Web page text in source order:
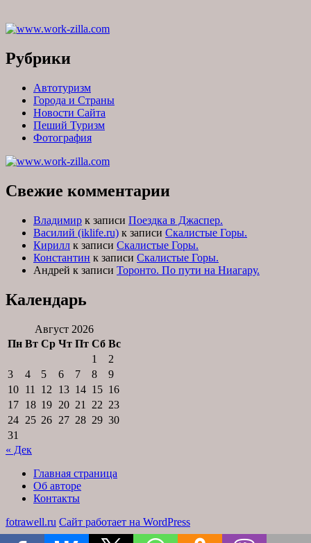
Рубрики
Автотуризм
Города и Страны
Новости Сайта
Пеший Туризм
Фотография
Свежие комментарии
Владимир к записи Поездка в Джаспер.
Василий (iklife.ru) к записи Скалистые Горы.
Кирилл к записи Скалистые Горы.
Константин к записи Скалистые Горы.
Андрей к записи Торонто. По пути на Ниагару.
Календарь
Август 2026
Пн Вт Ср Чт Пт Сб Вс
1
2
3
4 5 6 7 8
9
10 11 12 13 14 15 16
17 18 19 20 21 22 23
24 25 26 27 28 29 30
31
« Дек
Главная страница
Об авторе
Контакты
fotrawell.ru Сайт работает на WordPress